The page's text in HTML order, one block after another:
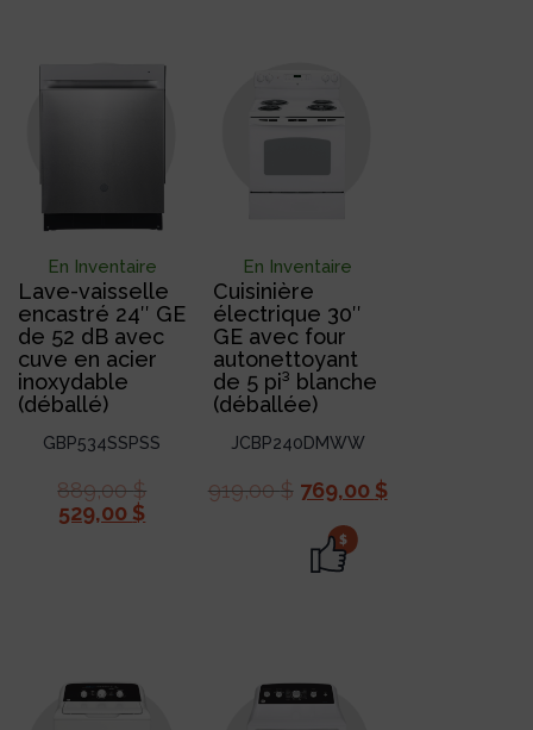
En Inventaire
Lave-vaisselle
encastré 24″ GE
de 52 dB avec
cuve en acier
inoxydable
(déballé)
GBP534SSPSS
889,00$
529,00 $
En Inventaire
Cuisinière
électrique 30″
GE avec four
autonettoyant
de 5 pi³ blanche
(déballée)
JCBP240DMWW
919,00$ 769,00 $
$